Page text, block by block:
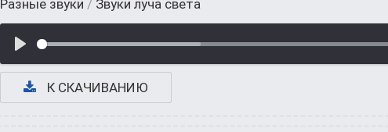
Разные звуки / Звуки луча света
К СКАЧИВАНИЮ